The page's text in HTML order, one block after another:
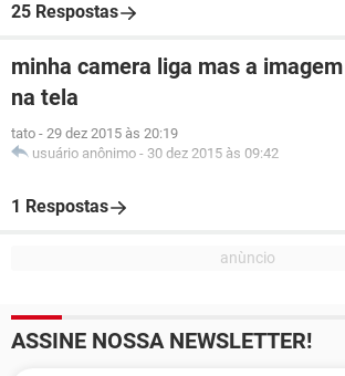
25 Respostas
minha camera liga mas a
na tela
tato - 29 dez 2015 às 20:19
usuário anônimo - 30 dez 2015 às 09:42
1 Respostas
ASSINE NOSSA NEWSLETTER!